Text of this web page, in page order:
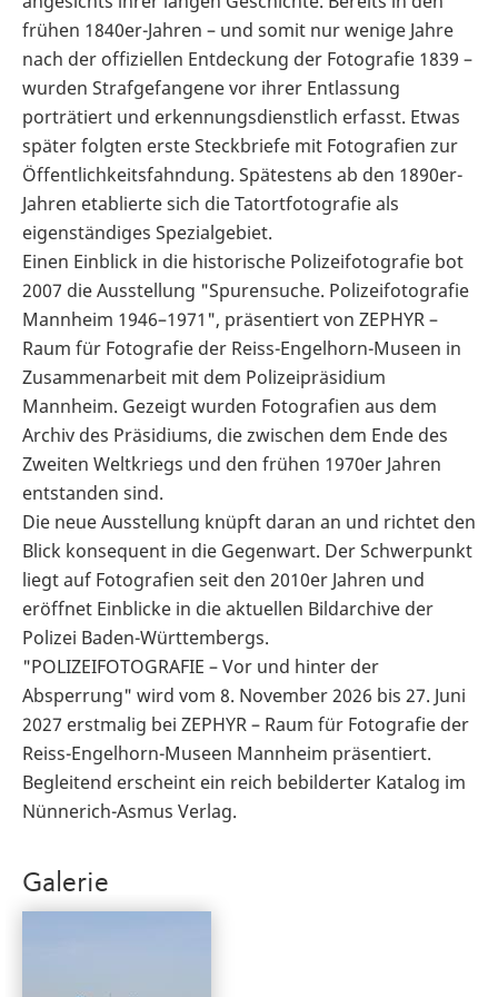
frühen 1840er-Jahren – und somit nur wenige Jahre
nach der offiziellen Entdeckung der Fotografie 1839 –
wurden Strafgefangene vor ihrer Entlassung
porträtiert und erkennungsdienstlich erfasst. Etwas
später folgten erste Steckbriefe mit Fotografien zur
Öffentlichkeitsfahndung. Spätestens ab den 1890er-
Jahren etablierte sich die Tatortfotografie als
eigenständiges Spezialgebiet.
Einen Einblick in die historische Polizeifotografie bot
2007 die Ausstellung "Spurensuche. Polizeifotografie
Mannheim 1946–1971", präsentiert von ZEPHYR –
Raum für Fotografie der Reiss-Engelhorn-Museen in
Zusammenarbeit mit dem Polizeipräsidium
Mannheim. Gezeigt wurden Fotografien aus dem
Archiv des Präsidiums, die zwischen dem Ende des
Zweiten Weltkriegs und den frühen 1970er Jahren
entstanden sind.
Die neue Ausstellung knüpft daran an und richtet den
Blick konsequent in die Gegenwart. Der Schwerpunkt
liegt auf Fotografien seit den 2010er Jahren und
eröffnet Einblicke in die aktuellen Bildarchive der
Polizei Baden-Württembergs.
"POLIZEIFOTOGRAFIE – Vor und hinter der
Absperrung" wird vom 8. November 2026 bis 27. Juni
2027 erstmalig bei ZEPHYR – Raum für Fotografie der
Reiss-Engelhorn-Museen Mannheim präsentiert.
Begleitend erscheint ein reich bebilderter Katalog im
Nünnerich-Asmus Verlag.
Galerie